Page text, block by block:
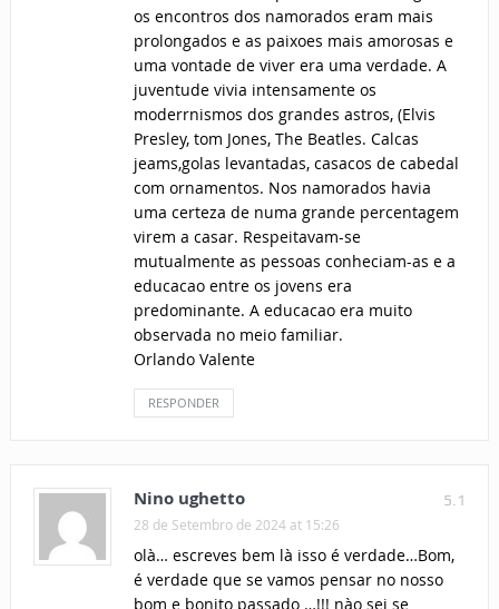
os encontros dos namorados eram mais
prolongados e as paixoes mais amorosas e
uma vontade de viver era uma verdade. A
juventude vivia intensamente os
moderrnismos dos grandes astros, (Elvis
Presley, tom Jones, The Beatles. Calcas
jeams,golas levantadas, casacos de cabedal
com ornamentos. Nos namorados havia
uma certeza de numa grande percentagem
virem a casar. Respeitavam-se
mutualmente as pessoas conheciam-as e a
educacao entre os jovens era
predominante. A educacao era muito
observada no meio familiar.
Orlando Valente
RESPONDER
5.1
Nino ughetto
28 de Setembro de 2024 at 15:26
olà… escreves bem là isso é verdade…Bom,
é verdade que se vamos pensar no nosso
bom e bonito passado …!!! nào sei se